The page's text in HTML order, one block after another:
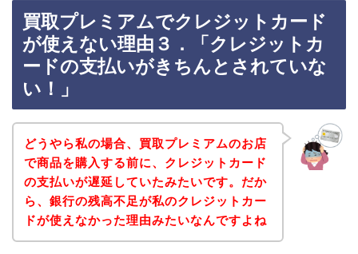
買取プレミアムでクレジットカード
が使えない理由３．「クレジットカ
ードの支払いがきちんとされていな
い！」
どうやら私の場合、買取プレミアムのお店
で商品を購入する前に、クレジットカード
の支払いが遅延していたみたいです。だか
ら、銀行の残高不足が私のクレジットカー
ドが使えなかった理由みたいなんですよね